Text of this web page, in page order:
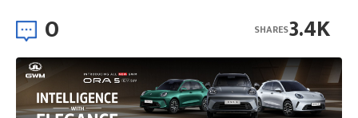
0 3.4K
SHARES